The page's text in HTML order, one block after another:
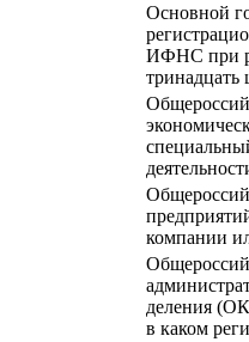
Основной
ИФНС при
тринадцать
компании
деления
в каком